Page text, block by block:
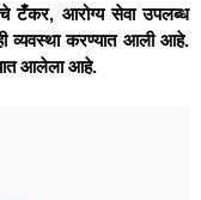
टँकर, आरोग्य सेवा उपलब्ध
व्यवस्था करण्यात आली आहे.
आलेला आहे.